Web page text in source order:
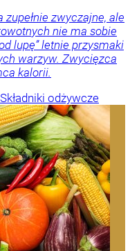
zwyczajne, ale
nie ma sobie
lupę” letnie przysmaki
warzyw. Zwycięzca
kalorii.
Składniki odżywcze